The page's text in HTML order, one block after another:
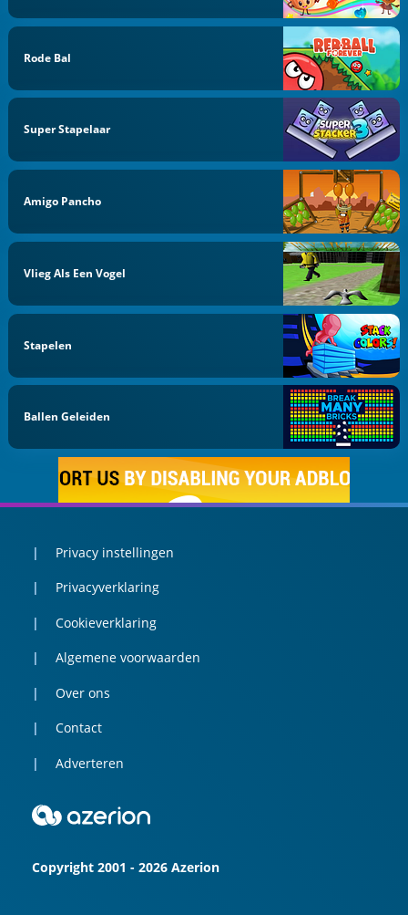
Rode Bal
Super Stapelaar
Amigo Pancho
Vlieg Als Een Vogel
Stapelen
Ballen Geleiden
Privacy instellingen
Privacyverklaring
Cookieverklaring
Algemene voorwaarden
Over ons
Contact
Adverteren
Copyright 2001 - 2026 Azerion